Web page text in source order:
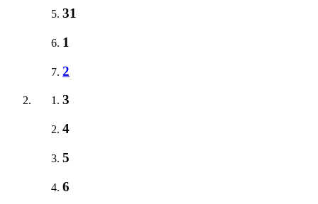
31
1
2
3
4
5
6